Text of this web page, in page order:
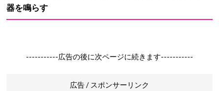
器を鳴らす
-----------広告の後に次ページに続きます-----------
広告 / スポンサーリンク